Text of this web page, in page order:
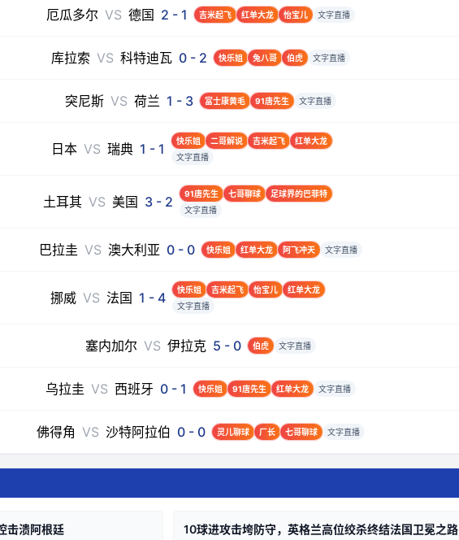
厄瓜多尔 VS 德国 2 - 1 吉米起飞 红单大龙 怡宝儿 文字直播
库拉索 VS 科特迪瓦 0 - 2 快乐姐 兔八哥 伯虎 文字直播
突尼斯 VS 荷兰 1 - 3 富士康黄毛 91唐先生 文字直播
日本 VS 瑞典 1 - 1 快乐姐 二哥解说 吉米起飞
红单大龙
文字直播
土耳其 VS 美国 3 - 2 91唐先生 七哥聊球
足球界的巴菲特
文字直播
巴拉圭 VS 澳大利亚 0 - 0 快乐姐 红单大龙 阿飞冲天 文字直播
挪威 VS 法国 1 - 4 快乐姐 吉米起飞 怡宝儿
红单大龙
文字直播
塞内加尔 VS 伊拉克 5 - 0 伯虎 文字直播
乌拉圭 VS 西班牙 0 - 1 快乐姐 91唐先生 红单大龙 文字直播
佛得角 VS 沙特阿拉伯 0 - 0 灵儿聊球 厂长 七哥聊球 文字直播
击溃阿根廷 10球进攻击垮防守，英格兰高位绞杀终结法国卫冕之路